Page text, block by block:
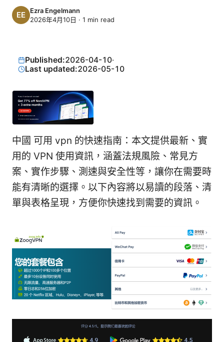
Ezra Engelmann
2026年4月10日 · 1 min read
Published:2026-04-10·
Last updated:2026-05-10
中國 可用 vpn 的快速指南：本文提供最新、實
用的 VPN 使用資訊，涵蓋法規風險、常見方
案、實作步驟、測速與安全性等，讓你在需要時
能有清晰的選擇。以下內容將以易讀的段落、清
單與表格呈現，方便你快速找到需要的資訊。